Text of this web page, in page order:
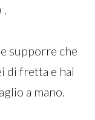
.
supporre che
di fretta e hai
a mano.